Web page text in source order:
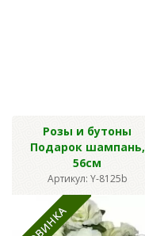
Розы и бутоны
Подарок шампань,
56см
Артикул: Y-8125b